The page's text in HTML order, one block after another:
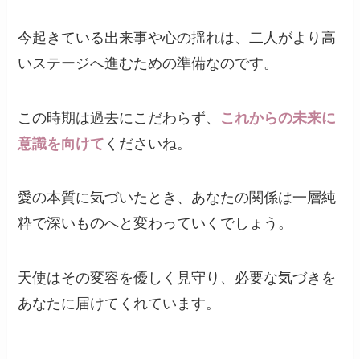
今起きている出来事や心の揺れは、二人がより高
いステージへ進むための準備なのです。
この時期は過去にこだわらず、 これからの未来に
意識を向けて くださいね。
愛の本質に気づいたとき、あなたの関係は一層純
粋で深いものへと変わっていくでしょう。
天使はその変容を優しく見守り、必要な気づきを
あなたに届けてくれています。